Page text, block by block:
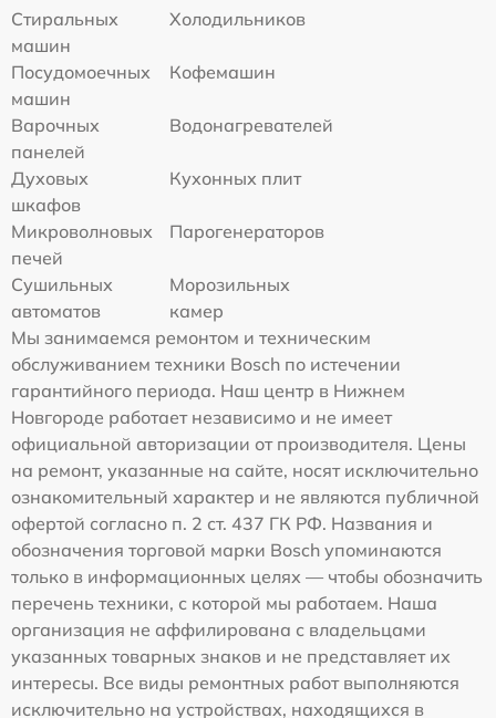
Стиральных
машин
Холодильников
Посудомоечных
машин
Кофемашин
Варочных
панелей
Водонагревателей
Духовых
шкафов
Кухонных плит
Микроволновых
печей
Парогенераторов
Сушильных
автоматов
Морозильных
камер
Мы занимаемся ремонтом и техническим
обслуживанием техники Bosch по истечении
гарантийного периода. Наш центр в Нижнем
Новгороде работает независимо и не имеет
официальной авторизации от производителя. Цены
на ремонт, указанные на сайте, носят исключительно
ознакомительный характер и не являются публичной
офертой согласно п. 2 ст. 437 ГК РФ. Названия и
обозначения торговой марки Bosch упоминаются
только в информационных целях — чтобы обозначить
перечень техники, с которой мы работаем. Наша
организация не аффилирована с владельцами
указанных товарных знаков и не представляет их
интересы. Все виды ремонтных работ выполняются
исключительно на устройствах, находящихся в